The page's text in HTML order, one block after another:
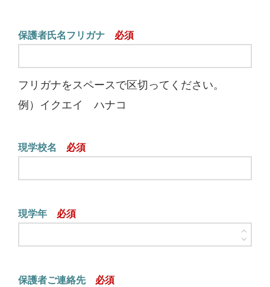
保護者氏名フリガナ
フリガナをスペースで区切ってください。
例）イクエイ ハナコ
現学校名
現学年
保護者ご連絡先